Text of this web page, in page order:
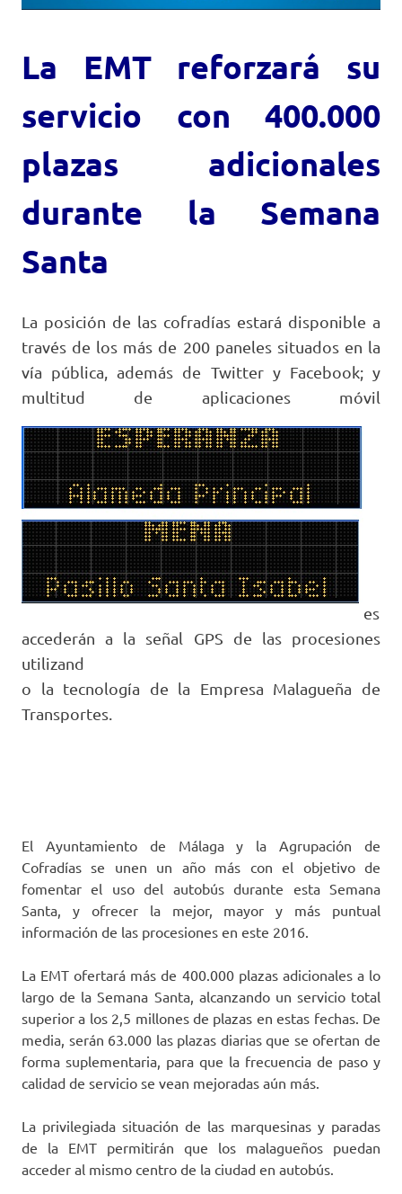
La EMT reforzará su
servicio con 400.000
plazas adicionales
durante la Semana
Santa
La posición de las cofradías estará disponible a
través de los más de 200 paneles situados en la
vía pública, además de Twitter y Facebook; y
multitud de aplicaciones móvil
es
accederán a la señal GPS de las procesiones
utilizand
o la tecnología de la Empresa Malagueña de
Transportes.
El Ayuntamiento de Málaga y la Agrupación de
Cofradías se unen un año más con el objetivo de
fomentar el uso del autobús durante esta Semana
Santa, y ofrecer la mejor, mayor y más puntual
información de las procesiones en este 2016.
La EMT ofertará más de 400.000 plazas adicionales a lo
largo de la Semana Santa, alcanzando un servicio total
superior a los 2,5 millones de plazas en estas fechas. De
media, serán 63.000 las plazas diarias que se ofertan de
forma suplementaria, para que la frecuencia de paso y
calidad de servicio se vean mejoradas aún más.
La privilegiada situación de las marquesinas y paradas
de la EMT permitirán que los malagueños puedan
acceder al mismo centro de la ciudad en autobús.